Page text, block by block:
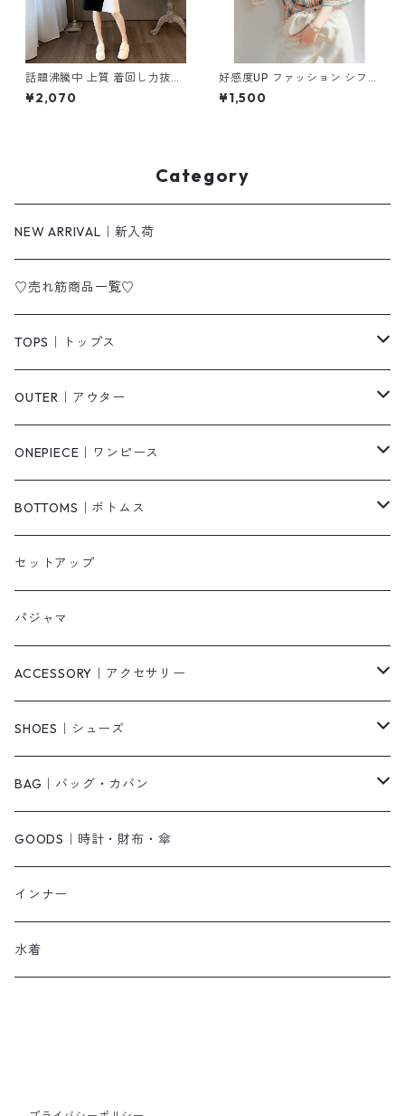
話題沸騰中 上質 着回し力抜群
エレガント 切り替え ワンピー
ス m-273
¥2,070
好感度UP ファッション シフォ
ン フレアスリーブ 7分袖 プリ
ント トップス m-246
¥1,500
Category
NEW ARRIVAL｜新入荷
♡売れ筋商品一覧♡
TOPS｜トップス
Tシャツ/カットソー
シャツ/ブラウス
ベスト/チョッキ
タンクトップ/キャミソール
スウェット/パーカー
ニット/セーター
ベアトップ・チューブトップ
その他
OUTER｜アウター
ジャケット/ブルゾン
コート
カーディガン
ダウンコート
その他
ONEPIECE｜ワンピース
柄
無地
ニットワンピース
ロングワンピース
シャツワンピース
キャミワンピース
オールインワン・サロペット
ジャンパースカート
その他
BOTTOMS｜ボトムス
パンツ・デニム
ショートパンツ
スカート
その他
セットアップ
パジャマ
ACCESSORY｜アクセサリー
ピアス・リング
ネックレス
ベルト
ブレスレット
帽子
SHOES｜シューズ
パンプス
サンダル
ショートブーツ・ブーティ
ロングブーツ
BAG｜バッグ・カバン
ショルダーバッグ
ハンドバッグ
リュック
GOODS｜時計・財布・傘
インナー
水着